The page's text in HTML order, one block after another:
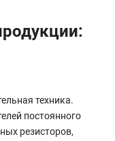
техника.
постоянного
резисторов,